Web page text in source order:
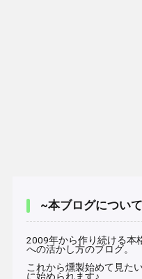
~本ブログについ
2009年から作り続ける本
への活かし方のブログ。
これから燻製始めて見た
に始められます♪